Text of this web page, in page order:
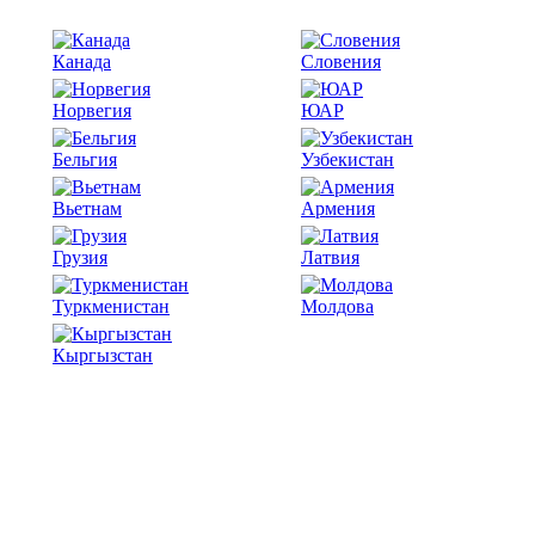
Канада Словения
Норвегия ЮАР
Бельгия Узбекистан
Вьетнам Армения
Грузия Латвия
Туркменистан Молдова
Кыргызстан